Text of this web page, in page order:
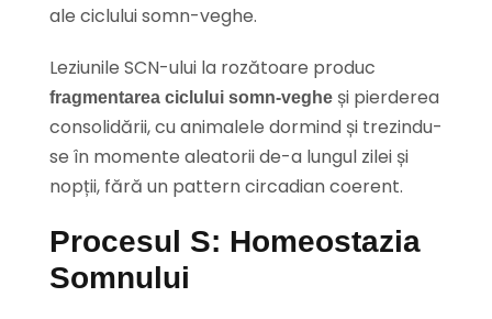
ale ciclului somn-veghe.
Leziunile SCN-ului la rozătoare produc
fragmentarea ciclului somn-veghe și pierderea
consolidării, cu animalele dormind și trezindu-
se în momente aleatorii de-a lungul zilei și
nopții, fără un pattern circadian coerent.
Procesul S: Homeostazia
Somnului